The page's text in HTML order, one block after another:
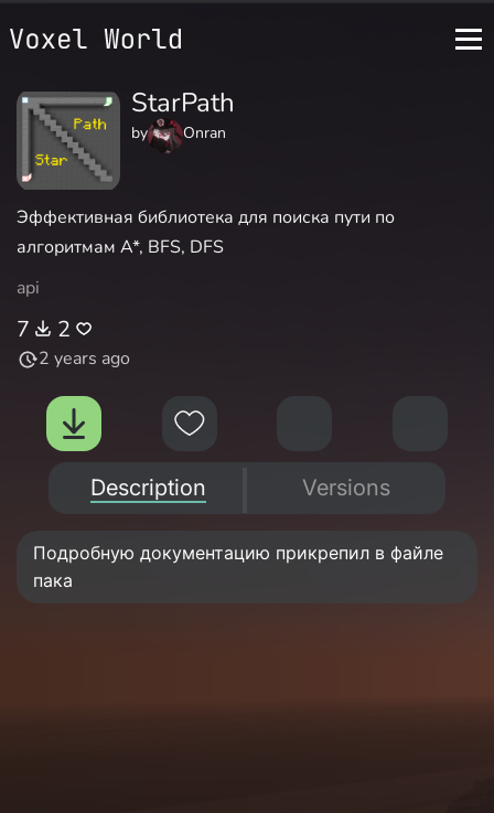
StarPath
by Onran
Эффективная библиотека для поиска пути по
алгоритмам A*, BFS, DFS
api
7 2
2 years ago
Description Versions
Подробную документацию прикрепил в файле
пака